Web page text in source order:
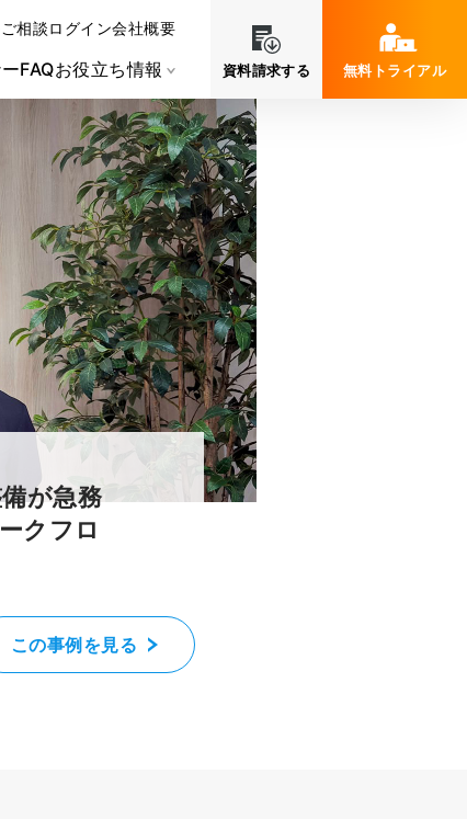
FAQお役立ち情報
相談ログイン会社概要
資料請求する 無料トライアル
が急務
クフロ
この事例を見る